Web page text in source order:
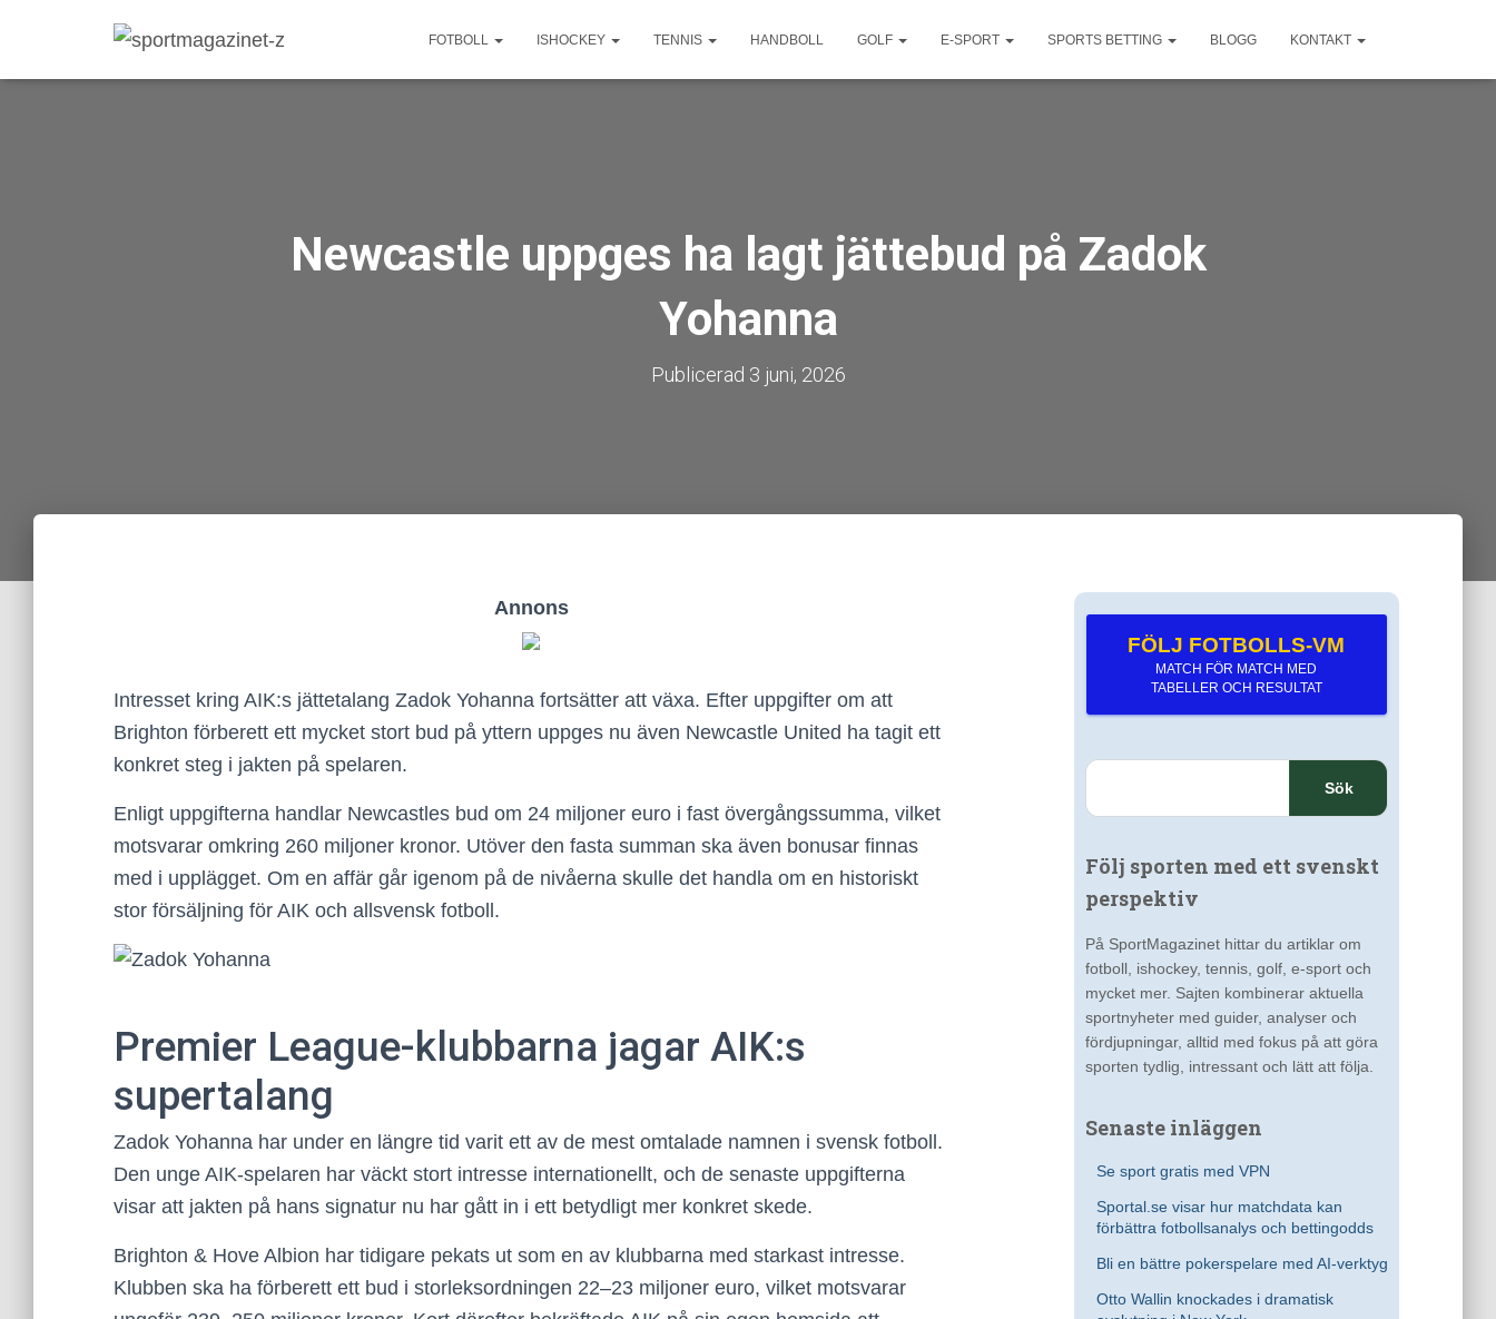
FOTBOLL ISHOCKEY TENNIS HANDBOLL GOLF E-SPORT SPORTS BETTING BLOGG KONTAKT
Newcastle uppges ha lagt jättebud på Zadok
Yohanna
Publicerad 3 juni, 2026
Annons
Intresset kring AIK:s jättetalang Zadok Yohanna fortsätter att växa. Efter uppgifter om att
Brighton förberett ett mycket stort bud på yttern uppges nu även Newcastle United ha tagit ett
konkret steg i jakten på spelaren.
Enligt uppgifterna handlar Newcastles bud om 24 miljoner euro i fast övergångssumma, vilket
motsvarar omkring 260 miljoner kronor. Utöver den fasta summan ska även bonusar finnas
med i upplägget. Om en affär går igenom på de nivåerna skulle det handla om en historiskt
stor försäljning för AIK och allsvensk fotboll.
Premier League-klubbarna jagar AIK:s
supertalang
Zadok Yohanna har under en längre tid varit ett av de mest omtalade namnen i svensk fotboll.
Den unge AIK-spelaren har väckt stort intresse internationellt, och de senaste uppgifterna
visar att jakten på hans signatur nu har gått in i ett betydligt mer konkret skede.
Brighton & Hove Albion har tidigare pekats ut som en av klubbarna med starkast intresse.
Klubben ska ha förberett ett bud i storleksordningen 22–23 miljoner euro, vilket motsvarar
FÖLJ FOTBOLLS-VM
MATCH FÖR MATCH MED
TABELLER OCH RESULTAT
S
k
f
t
r
:
Följ sporten med ett svenskt
perspektiv
På SportMagazinet hittar du artiklar om
fotboll, ishockey, tennis, golf, e-sport och
mycket mer. Sajten kombinerar aktuella
sportnyheter med guider, analyser och
fördjupningar, alltid med fokus på att göra
sporten tydlig, intressant och lätt att följa.
Senaste inläggen
Se sport gratis med VPN
Sportal.se visar hur matchdata kan
förbättra fotbollsanalys och bettingodds
Bli en bättre pokerspelare med AI-verktyg
Otto Wallin knockades i dramatisk